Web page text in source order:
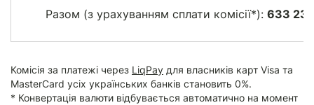
Разом (з урахуванням сплати комісії*): 633
Комісія за платежі через LiqPay для власників карт Visa та
MasterCard усіх українських банків становить 0%.
* Конвертація валюти відбувається автоматично на момент